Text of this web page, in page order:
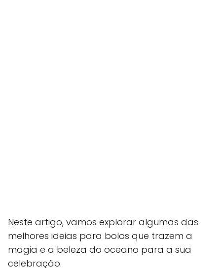
Neste artigo, vamos explorar algumas das
melhores ideias para bolos que trazem a
magia e a beleza do oceano para a sua
celebração.